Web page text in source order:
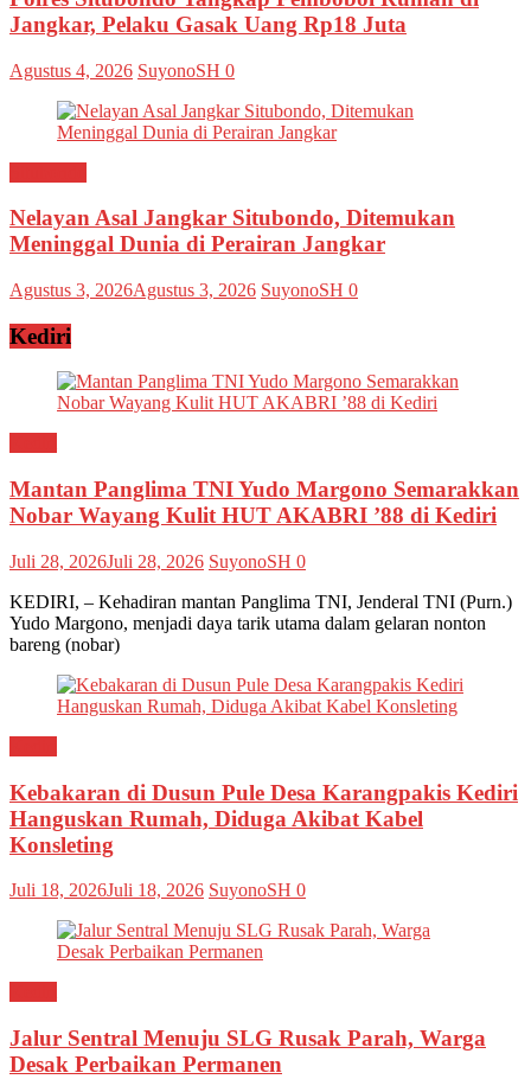
Jangkar, Pelaku Gasak Uang Rp18 Juta
Agustus 4, 2026 SuyonoSH 0
Nelayan Asal Jangkar Situbondo, Ditemukan
Meninggal Dunia di Perairan Jangkar
Agustus 3, 2026Agustus 3, 2026 SuyonoSH 0
Kediri
Mantan Panglima TNI Yudo Margono Semarakkan
Nobar Wayang Kulit HUT AKABRI ’88 di Kediri
Juli 28, 2026Juli 28, 2026 SuyonoSH 0
KEDIRI, – Kehadiran mantan Panglima TNI, Jenderal TNI (Purn.)
Yudo Margono, menjadi daya tarik utama dalam gelaran nonton
bareng (nobar)
Kebakaran di Dusun Pule Desa Karangpakis Kediri
Hanguskan Rumah, Diduga Akibat Kabel
Konsleting
Juli 18, 2026Juli 18, 2026 SuyonoSH 0
Jalur Sentral Menuju SLG Rusak Parah, Warga
Desak Perbaikan Permanen